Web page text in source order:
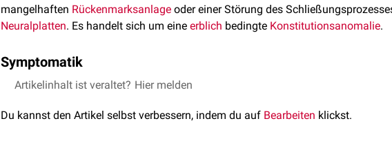
mangelhaften Rückenmarksanlage oder einer Störung des
Neuralplatten. Es handelt sich um eine erblich bedingte Konstitutionsanomalie.
Symptomatik
Spina bifida
Spina bifida occulta
Artikelinhalt ist veraltet? Hier melden
Du kannst den Artikel selbst verbessern, indem du auf Bearbeiten klickst.